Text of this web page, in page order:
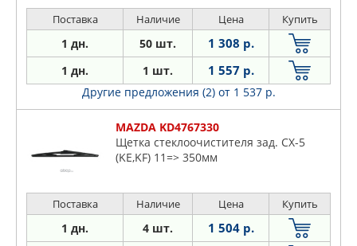
Поставка Наличие Цена Купить
1 дн. 50 шт. 1 308 р.
1 дн. 1 шт. 1 557 р.
Другие предложения (2) от 1 537 р.
MAZDA KD4767330
Щетка стеклоочистителя зад. CX-5
(KE,KF) 11=> 350мм
Поставка Наличие Цена Купить
1 дн. 4 шт. 1 504 р.